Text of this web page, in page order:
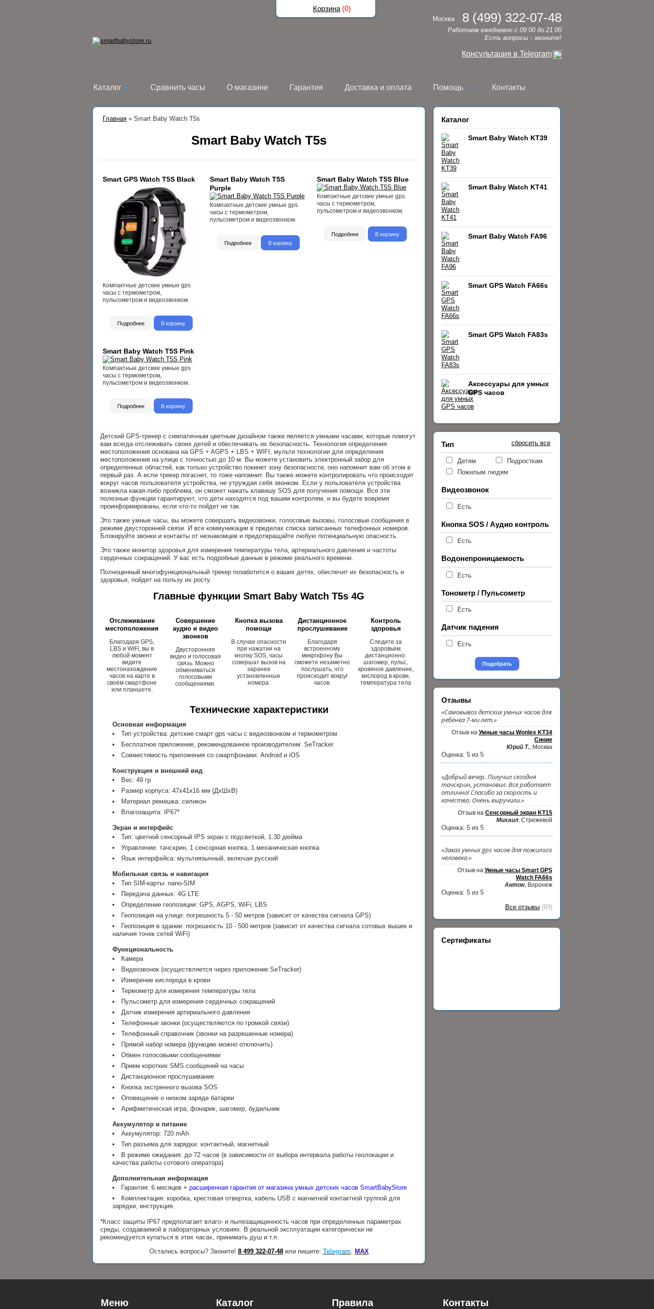
Москва 8 (499) 322-07-48
Работаем ежедневно с 09:00 до 21:00
Есть вопросы - звоните!
Консультация в Telegram
Каталог Сравнить часы О магазине Гарантия Доставка и оплата Помощь Контакты
Главная » Smart Baby Watch T5s
Smart Baby Watch T5s
Smart GPS Watch T5S Black
Компактные детские умные gps
часы с термометром,
пульсометром и видеозвонком.
Подробнее В корзину
Smart Baby Watch T5S
Purple
Компактные детские умные gps
часы с термометром,
пульсометром и видеозвонком.
Подробнее В корзину
Smart Baby Watch T5S Blue
Компактные детские умные gps
часы с термометром,
пульсометром и видеозвонком.
Подробнее В корзину
Smart Baby Watch T5S Pink
Компактные детские умные gps
часы с термометром,
пульсометром и видеозвонком.
Подробнее В корзину
Детский GPS-трекер с симпатичным цветным дизайном также является умными часами, которые помогут
вам всегда отслеживать своих детей и обеспечивать их безопасность. Технология определения
местоположения основана на GPS + AGPS + LBS + WIFI, мульти технологии для определения
местоположения на улице с точностью до 10 м. Вы можете установить электронный забор для
определенных областей, как только устройство покинет зону безопасности, оно напомнит вам об этом в
первый раз. А если трекер погаснет, то тоже напомнит. Вы также можете контролировать что происходит
вокруг часов пользователя устройства, не утруждая себя звонком. Если у пользователя устройства
возникла какая-либо проблема, он сможет нажать клавишу SOS для получения помощи. Все эти
полезные функции гарантируют, что дети находятся под вашим контролем, и вы будете вовремя
проинформированы, если что-то пойдет не так.
Это также умные часы, вы можете совершать видеозвонки, голосовые вызовы, голосовые сообщения в
режиме двусторонней связи. И все коммуникации в пределах списка записанных телефонных номеров.
Блокируйте звонки и контакты от незнакомцев и предотвращайте любую потенциальную опасность.
Это также монитор здоровья для измерения температуры тела, артериального давления и частоты
сердечных сокращений. У вас есть подробные данные в режиме реального времени.
Полноценный многофункциональный трекер позаботится о ваших детях, обеспечит их безопасность и
здоровье, пойдет на пользу их росту.
Главные функции Smart Baby Watch T5s 4G
Отслеживание
местоположения
Благодаря GPS,
LBS и WiFi, вы в
любой момент
видите
местонахождение
часов на карте в
своём смартфоне
или планшете.
Совершение
аудио и видео
звонков
Двусторонняя
видео и голосовая
связь. Можно
обмениваться
голосовыми
сообщениями.
Кнопка вызова
помощи
В случае опасности
при нажатии на
кнопку SOS, часы
совершат вызов на
заранее
установленные
номера.
Дистанционное
прослушивание
Благодаря
встроенному
микрофону Вы
сможете незаметно
послушать, что
происходит вокруг
часов.
Контроль
здоровья
Следите за
здоровьем
дистанционно:
шагомер, пульс,
кровяное давление,
кислород в крови,
температура тела
Технические характеристики
Основная информация
Тип устройства: детские смарт gps часы с видеозвонком и термометром
Бесплатное приложение, рекомендованное производителем: SeTracker
Совместимость приложения со смартфонами: Android и iOS
Конструкция и внешний вид
Вес: 49 гр
Размер корпуса: 47х41х16 мм (ДхШхВ)
Материал ремешка: силикон
Влагозащита: IP67*
Экран и интерфейс
Тип: цветной сенсорный IPS экран с подсветкой, 1.30 дюйма
Управление: тачскрин, 1 сенсорная кнопка, 1 механическая кнопка
Язык интерфейса: мультиязычный, включая русский
Мобильная связь и навигация
Тип SIM-карты: nano-SIM
Передача данных: 4G LTE
Определение геопозиции: GPS, AGPS, WiFi, LBS
Геопозиция на улице: погрешность 5 - 50 метров (зависит от качества сигнала GPS)
Геопозиция в здании: погрешность 10 - 500 метров (зависит от качества сигнала сотовых вышек и
наличия точек сетей WiFi)
Функциональность
Камера
Видеозвонок (осуществляется через приложение SeTracker)
Измерение кислорода в крови
Термометр для измерения температуры тела
Пульсометр для измерения сердечных сокращений
Датчик измерения артериального давления
Телефонные звонки (осуществляются по громкой связи)
Телефонный справочник (звонки на разрешенные номера)
Прямой набор номера (функцию можно отключить)
Обмен голосовыми сообщениями
Прием коротких SMS сообщений на часы
Дистанционное прослушивание
Кнопка экстренного вызова SOS
Оповещение о низком заряде батареи
Арифметическая игра, фонарик, шагомер, будильник
Аккумулятор и питание
Аккумулятор: 720 mAh
Тип разъема для зарядки: контактный, магнитный
В режиме ожидания: до 72 часов (в зависимости от выбора интервала работы геолокации и
качества работы сотового оператора)
Дополнительная информация
Гарантия: 6 месяцев + расширенная гарантия от магазина умных детских часов SmartBabyStore
Комплектация: коробка, крестовая отвертка, кабель USB с магнитной контактной группой для
зарядки, инструкция.
*Класс защиты IP67 предполагает влаго- и пылезащищенность часов при определенных параметрах
среды, создаваемой в лабораторных условиях. В реальной эксплуатации категорически не
рекомендуется купаться в этих часах, принимать душ и т.п.
Остались вопросы? Звоните! 8 499 322-07-48или пишите: Telegram MAX
Каталог
Smart Baby Watch KT39
Smart Baby Watch KT41
Smart Baby Watch FA96
Smart GPS Watch FA66s
Smart GPS Watch FA83s
Аксессуары для умных
GPS часов
сбросить все
Тип
Детям
Подросткам
Пожилым людям
Видеозвонок
Есть
Кнопка SOS / Аудио контроль
Есть
Водонепроницаемость
Есть
Тонометр / Пульсометр
Есть
Датчик падения
Есть
Подобрать
Отзывы
«Самовывоз детских умных часов для
ребенка 7-ми лет.»
Отзыв на Умные часы Wonlex KT34
Синие
Юрий Т., Москва
Оценка: 5 из 5
«Добрый вечер. Получил сегодня
тачскрин, установил. Все работает
отлично! Спасибо за скорость и
качество. Очень выручили.»
Отзыв на Сенсорный экран KT15
Михаил, Стрежевой
Оценка: 5 из 5
«Заказ умных gps часов для пожилого
человека.»
Отзыв на Умные часы Smart GPS
Watch FA66s
Антон, Воронеж
Оценка: 5 из 5
Все отзывы (93)
Сертификаты
Меню Каталог Правила Контакты
Корзина (0)